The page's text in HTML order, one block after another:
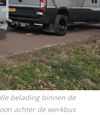
belading binnen de
achter de werkbus